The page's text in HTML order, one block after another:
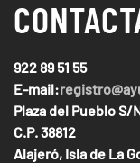
922 89 51 55
E-mail:
Plaza del Pueblo S/
C.P. 38812
Alajeró, Isla de La